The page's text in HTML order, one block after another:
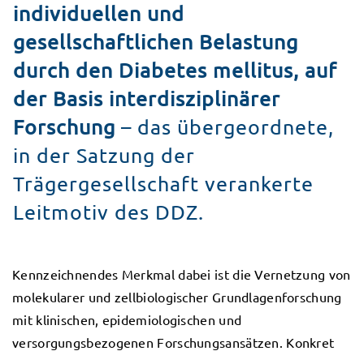
individuellen und
gesellschaftlichen Belastung
durch den Diabetes mellitus, auf
der Basis interdisziplinärer
Forschung – das übergeordnete,
in der Satzung der
Trägergesellschaft verankerte
Leitmotiv des DDZ.
Kennzeichnendes Merkmal dabei ist die Vernetzung von
molekularer und zellbiologischer Grundlagenforschung
mit klinischen, epidemiologischen und
versorgungsbezogenen Forschungsansätzen. Konkret